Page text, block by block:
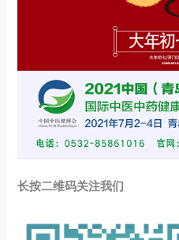
长按二维码关注我们